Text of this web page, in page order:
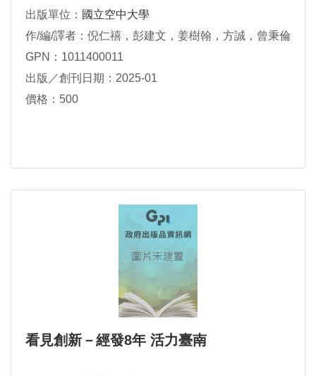
出版單位： 國立空中大學
作/編/譯者：倪仁禧，彭建文，姜樹翰，方誠，曾秉倫
GPN：1011400011
出版／創刊日期：2025-01
價格：500
看見創新－經發8年 活力臺南